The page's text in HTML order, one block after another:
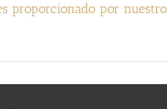
proporcionado por